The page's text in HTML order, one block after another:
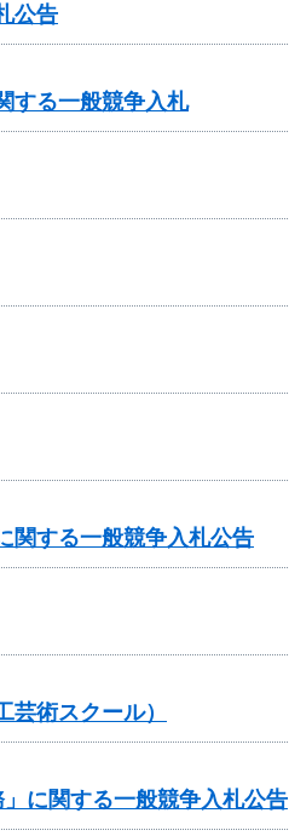
公告
する一般競争入札
関する一般競争入札公告
術スクール）
に関する一般競争入札公告